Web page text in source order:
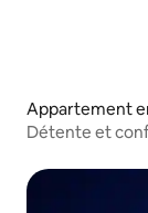
Appartement
Détente et